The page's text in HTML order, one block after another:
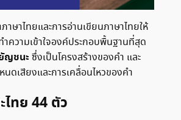
าษาไทยและการอ่านเขียนภาษาไทยให้
ความเข้าใจองค์ประกอบพื้นฐานที่สุด
ญชนะ ซึ่งเป็นโครงสร้างของคำ และ
ดเสียงและการเคลื่อนไหวของคำ
ทย 44 ตัว